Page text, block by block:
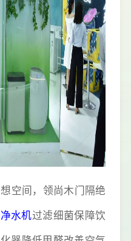
空间，领尚木门隔绝
净水机过滤细菌保障饮